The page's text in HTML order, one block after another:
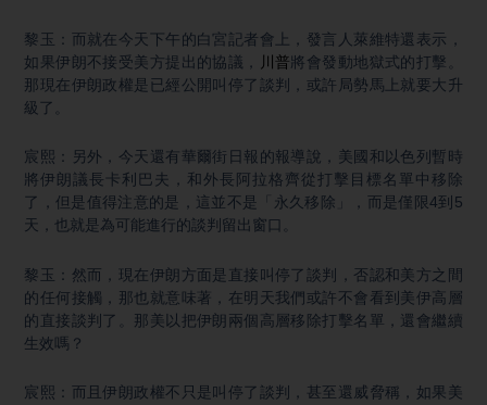
黎玉：而就在今天下午的白宮記者會上，發言人萊維特還表示，
如果伊朗不接受美方提出的協議，
川普將會發動地獄式的打擊。
那現在伊朗政權是已經公開叫停了談判，或許局勢馬上就要大升
級了。
宸熙：另外，今天還有華爾街日報的報導說，美國和以色列暫時
將伊朗議長卡利巴夫，和外長阿拉格齊從打擊目標名單中移除
了，但是值得注意的是，這並不是「永久移除」，而是僅限4到5
天，也就是為可能進行的談判留出窗口。
黎玉：然而，現在伊朗方面是直接叫停了談判，否認和美方之間
的任何接觸，那也就意味著，在明天我們或許不會看到美伊高層
的直接談判了。那美以把伊朗兩個高層移除打擊名單，還會繼續
生效嗎？
宸熙：而且伊朗政權不只是叫停了談判，甚至還威脅稱，如果美